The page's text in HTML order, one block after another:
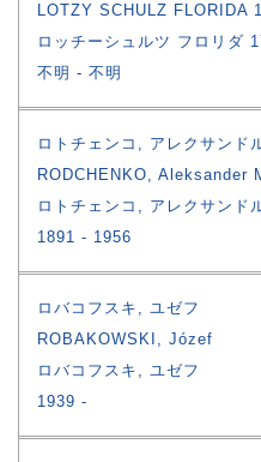
LOTZY SCHULZ FLORIDA
ロッチーシュルツ フロリダ
不明
不明
ロトチェンコ, アレクサンド
RODCHENKO, Aleksander
ロトチェンコ, アレクサンド
1891
1956
ロバコフスキ, ユゼフ
ROBAKOWSKI, Józef
ロバコフスキ, ユゼフ
1939